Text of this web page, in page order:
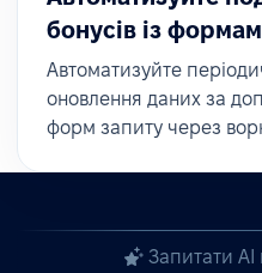
бонусів із
Автоматизуйте
оновлення даних за
форм запиту через
Запитати AI